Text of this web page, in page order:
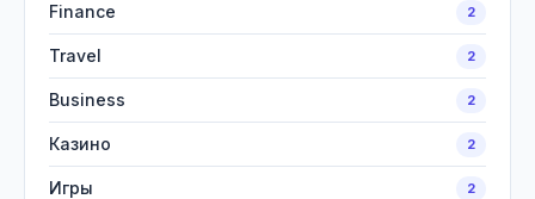
Finance 2
Travel 2
Business 2
Казино 2
Игры 2